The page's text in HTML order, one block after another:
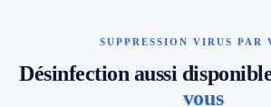
SUPPRESSION VIRUS PAR
Désinfection aussi
vous